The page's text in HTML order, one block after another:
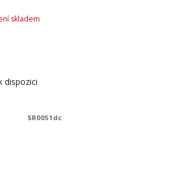
skladem
dispozici
SR0051dc